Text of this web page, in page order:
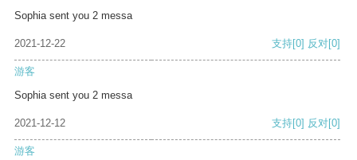
Sophia sent you 2 messa
2021-12-22 支持[0] 反对[0]
游客
Sophia sent you 2 messa
2021-12-12 支持[0] 反对[0]
游客